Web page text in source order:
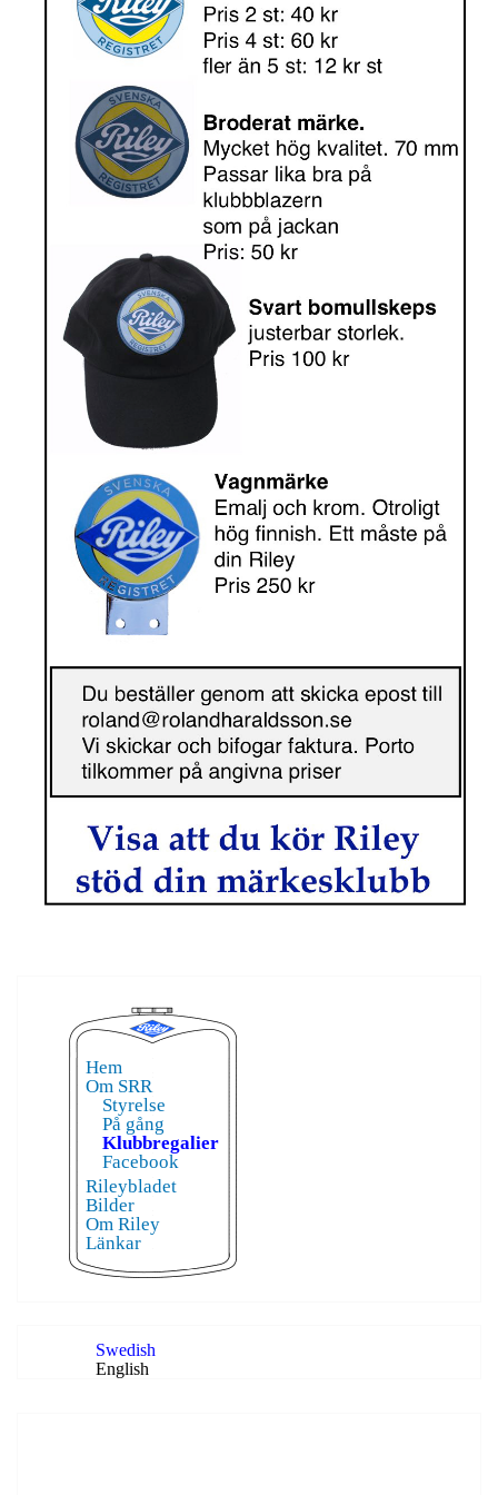
Hem
Om SRR
Styrelse
På gång
Klubbregalier
Facebook
Rileybladet
Bilder
Om Riley
Länkar
Swedish
English